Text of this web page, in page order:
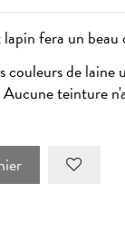
fera un
couleurs de laine
teinture